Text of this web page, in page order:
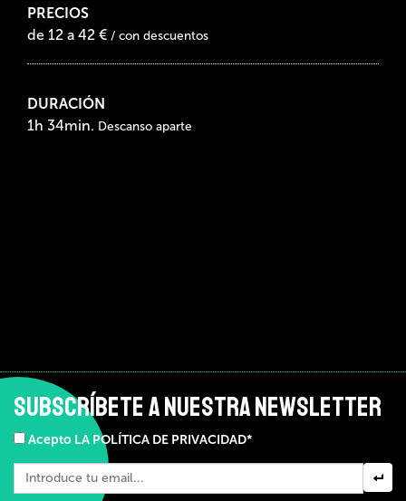
PRECIOS
de 12 a 42 € / con descuentos
DURACIÓN
1h 34min. Descanso aparte
SUBSCRÍBETE A NUESTRA NEWSLETTER
Acepto LA POLÍTICA DE PRIVACIDAD*